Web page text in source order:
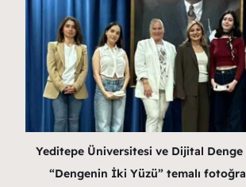
Yeditepe Üniversitesi ve Dijital Denge
“Dengenin İki Yüzü” temalı